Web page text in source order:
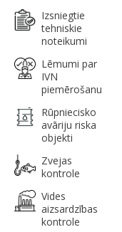
Izsniegtie
tehniskie
noteikumi
Lēmumi par
IVN
piemērošanu
Rūpniecisko
avāriju riska
objekti
Zvejas
kontrole
Vides
aizsardzības
kontrole